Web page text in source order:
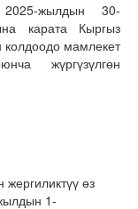
жылдын 30-
карата Кыргыз
колдоодо мамлекет
жүргүзүлгөн
өз
1-